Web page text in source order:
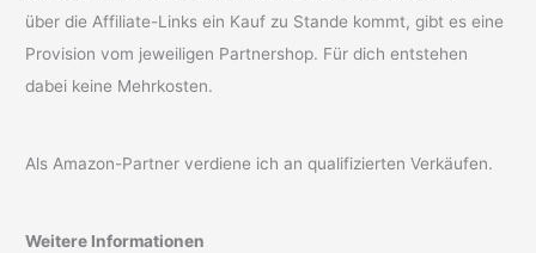
über die Affiliate-Links ein Kauf zu Stande kommt, gibt es eine
Provision vom jeweiligen Partnershop. Für dich entstehen
dabei keine Mehrkosten.
Als Amazon-Partner verdiene ich an qualifizierten Verkäufen.
Weitere Informationen